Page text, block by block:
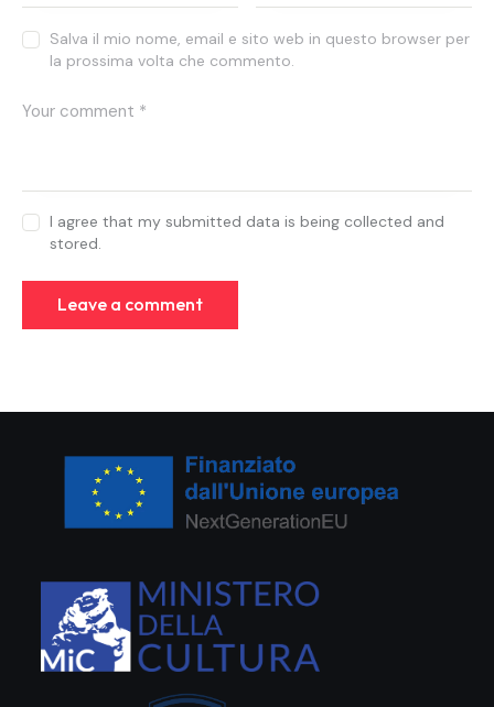
Salva il mio nome, email e sito web in questo browser per
la prossima volta che commento.
I agree that my submitted data is being collected and
stored.